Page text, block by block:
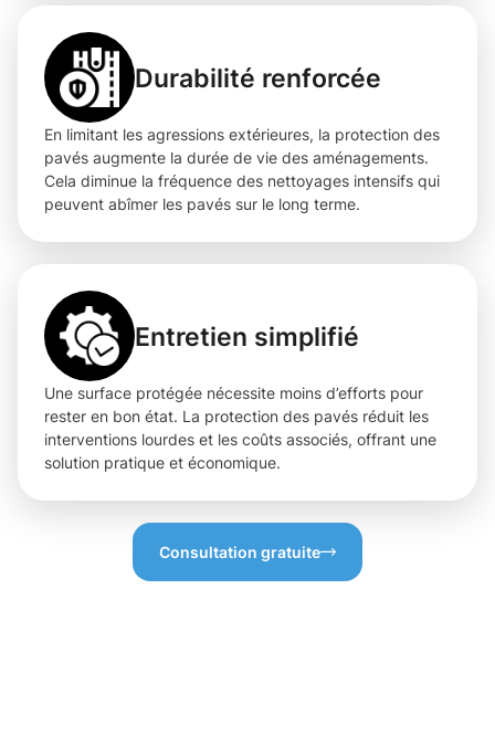
Durabilité renforcée
En limitant les agressions extérieures, la protection des
pavés augmente la durée de vie des aménagements.
Cela diminue la fréquence des nettoyages intensifs qui
peuvent abîmer les pavés sur le long terme.
Entretien simplifié
Une surface protégée nécessite moins d’efforts pour
rester en bon état. La protection des pavés réduit les
interventions lourdes et les coûts associés, offrant une
solution pratique et économique.
Consultation gratuite